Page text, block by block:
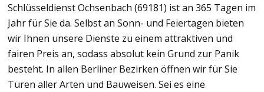
Schlüsseldienst Ochsenbach (69181) ist an 365 Tagen im
Jahr für Sie da. Selbst an Sonn- und Feiertagen bieten
wir Ihnen unsere Dienste zu einem attraktiven und
fairen Preis an, sodass absolut kein Grund zur Panik
besteht. In allen Berliner Bezirken öffnen wir für Sie
Türen aller Arten und Bauweisen. Sei es eine